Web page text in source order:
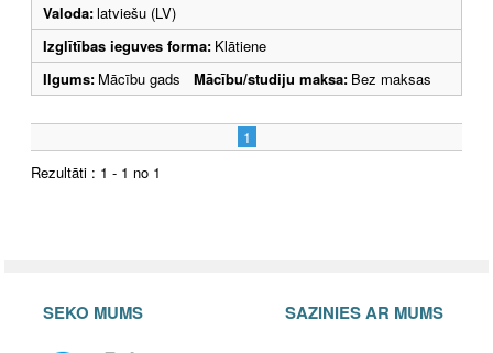
Valoda:latviešu (LV)
Izglītības ieguves forma: Klātiene
Ilgums: Mācību gads Mācību/studiju maksa: Bez maksas
1
Rezultāti : 1 - 1 no 1
SEKO MUMS SAZINIES AR MUMS